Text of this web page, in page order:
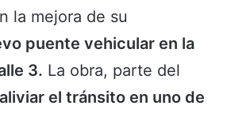
la mejora de su
puente vehicular en la
3. La obra, parte del
el tránsito en uno de